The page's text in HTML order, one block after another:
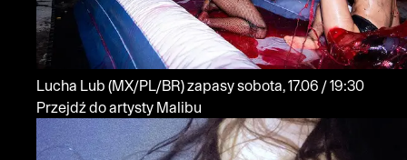
Lucha Lub (MX/PL/BR)zapasy
sobota, 17.06 / 19:30
Przejdź do artysty Malibu